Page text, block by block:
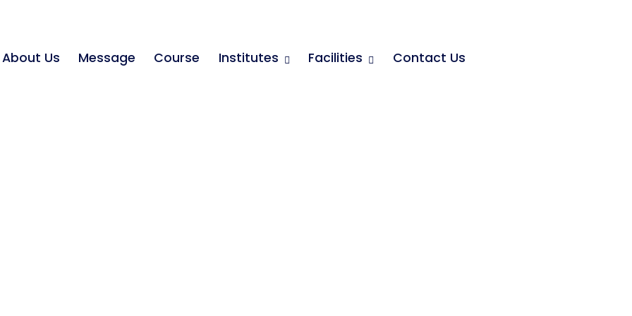
About Us Message Course Institutes Facilities Contact Us